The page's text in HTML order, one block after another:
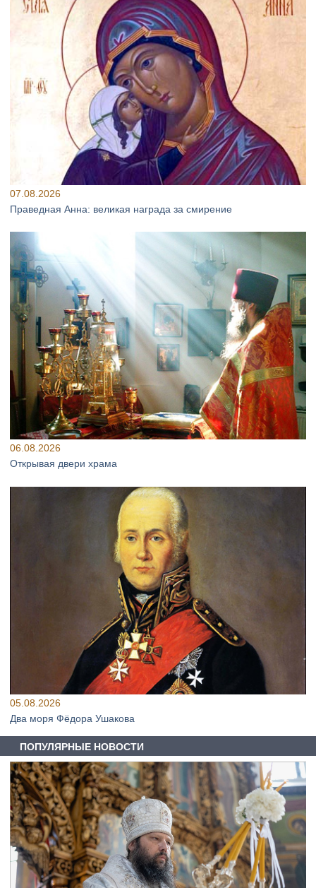
07.08.2026
Праведная Анна: великая награда за смирение
06.08.2026
Открывая двери храма
05.08.2026
Два моря Фёдора Ушакова
ПОПУЛЯРНЫЕ НОВОСТИ